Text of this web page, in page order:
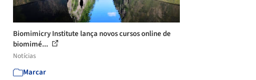
Biomimicry Institute lança novos cursos online de
biomimé...
Notícias
Marcar